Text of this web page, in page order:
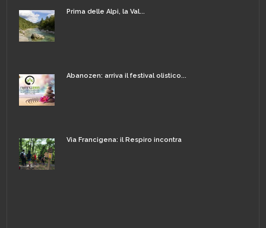
Prima delle Alpi, la Val...
Abanozen: arriva il festival olistico...
Via Francigena: il Respiro incontra